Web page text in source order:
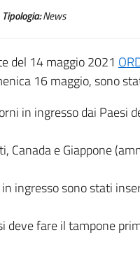
Tipologia:News
del 14 maggio 2021
16 maggio, sono
in ingresso dai Paesi
Canada e Giappone
ingresso sono stati
deve fare il tampone